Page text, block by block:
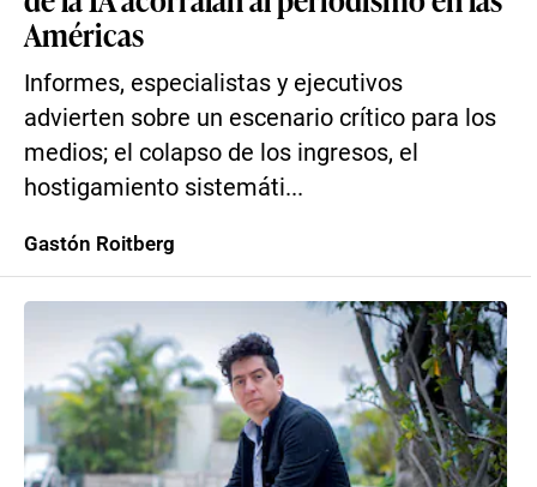
Américas
Informes, especialistas y ejecutivos
advierten sobre un escenario crítico para los
medios; el colapso de los ingresos, el
hostigamiento sistemáti...
Gastón Roitberg